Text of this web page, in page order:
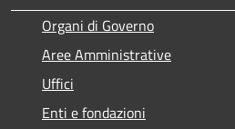
Organi di Governo
Aree Amministrative
Uffici
Enti e fondazioni